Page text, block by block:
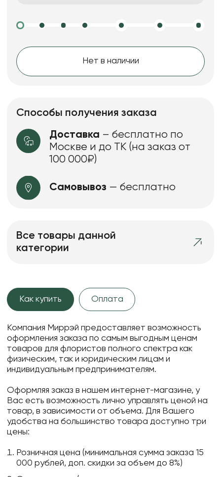
Нет в наличии
Способы получения заказа
Доставка – бесплатно по
Москве и до ТК (на заказ от
100 000₽)
Самовывоз — бесплатно
Все товары данной
категории
Как купить Оплата
Компания Миррэй предоставляет возможность
оформления заказа по самым выгодным ценам
товаров для флористов полного спектра как
физическим, так и юридическим лицам и
индивидуальным предпринимателям.
Оформляя заказ в нашем интернет-магазине, у
Вас есть возможность лично управлять ценой на
товар, в зависимости от объема. Для Вашего
удобства на большинство товара доступно три
цены:
Розничная цена (минимальная сумма заказа 15
000 рублей, доп. скидки за объем до 8%)